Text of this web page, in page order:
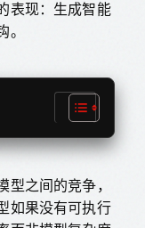
表现：生成智能
之间的竞争，
如果没有可执行